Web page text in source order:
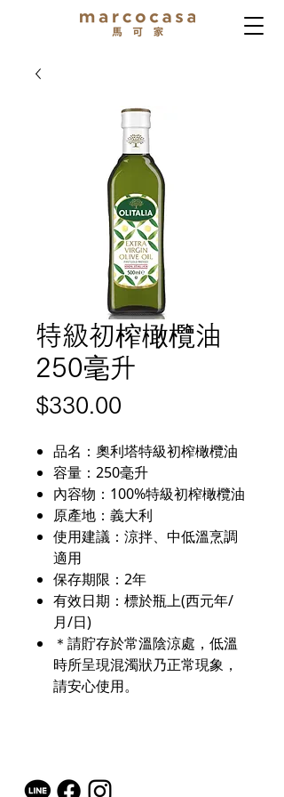
特級初榨橄欖油
250毫升
$330.00
品名：奧利塔特級初榨橄欖油
容量：250毫升
內容物：100%特級初榨橄欖油
原產地：義大利
使用建議：涼拌、中低溫烹調
適用
保存期限：2年
有效日期：標於瓶上(西元年/
月/日)
＊請貯存於常溫陰涼處，低溫
時所呈現混濁狀乃正常現象，
請安心使用。